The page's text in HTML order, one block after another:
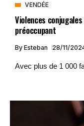
VENDÉE
Violences
préoccupant
By Esteban 28/11/
Avec plus de 1 000